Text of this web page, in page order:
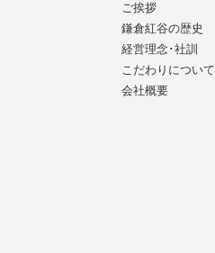
ご挨拶
鎌倉紅谷の歴史
経営理念･社訓
こだわりについて
会社概要